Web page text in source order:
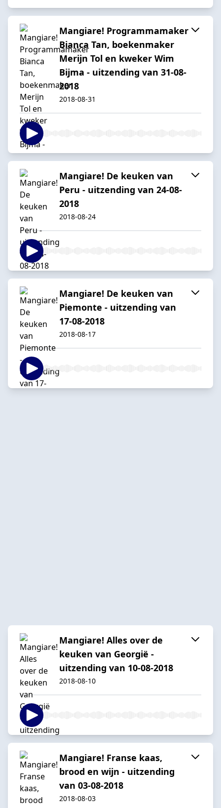
Mangiare! Programmamaker
Bianca Tan, boekenmaker
Merijn Tol en kweker Wim
Bijma - uitzending van 31-08-
2018
2018-08-31
Mangiare! De keuken van
Peru - uitzending van 24-08-
2018
2018-08-24
Mangiare! De keuken van
Piemonte - uitzending van
17-08-2018
2018-08-17
Mangiare! Alles over de
keuken van Georgië -
uitzending van 10-08-2018
2018-08-10
Mangiare! Franse kaas,
brood en wijn - uitzending
van 03-08-2018
2018-08-03